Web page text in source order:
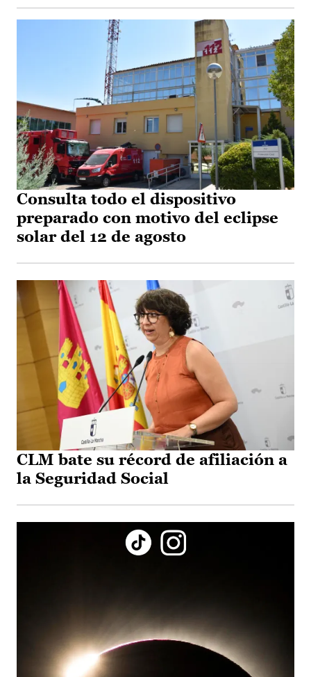
Consulta todo el dispositivo
preparado con motivo del eclipse
solar del 12 de agosto
CLM bate su récord de afiliación a
la Seguridad Social